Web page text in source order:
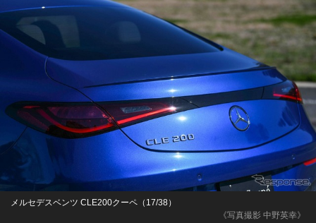
《写真撮影 中野英幸》
メルセデスベンツ CLE200クーペ（17/38）